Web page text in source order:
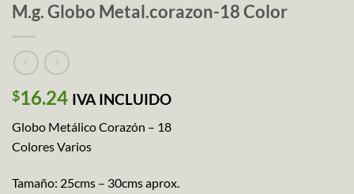
M.g. Globo Metal.corazon-18 Color
$16.24 IVA INCLUIDO
Globo Metálico Corazón – 18
Colores Varios
Tamaño: 25cms – 30cms aprox.